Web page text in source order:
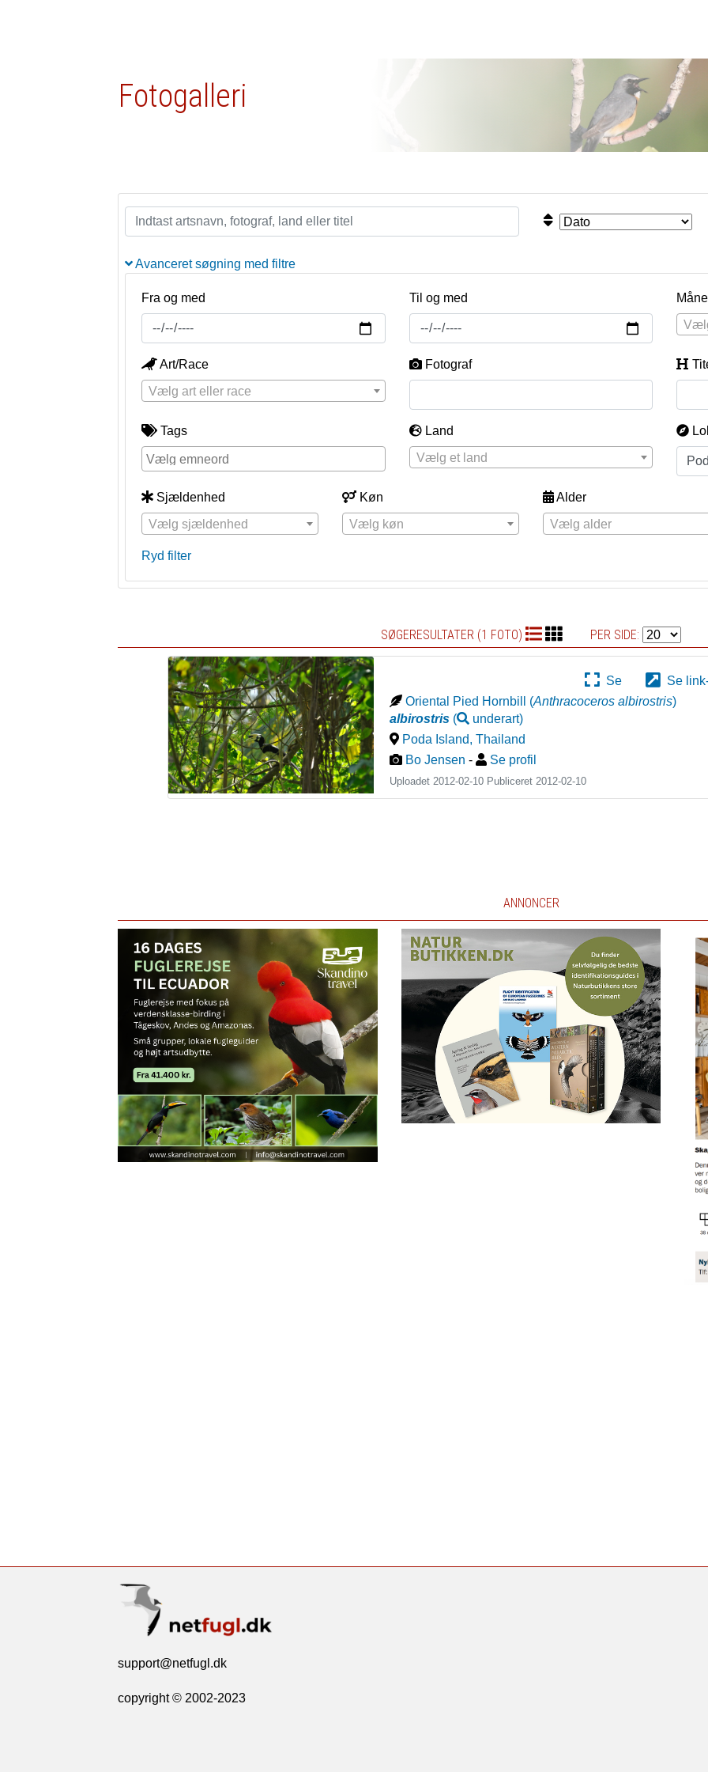
Fotogalleri
Avanceret søgning med filtre
Fra og med Til og med
Art/Race
Vælg art eller race
Fotograf
Tags
Land
Vælg et land
Sjældenhed
Vælg sjældenhed
Køn
Vælg køn
Alder
Vælg alder
Ryd filter
SØGERESULTATER (1 FOTO) PER SIDE:
Se
Se
Oriental Pied Hornbill
(Anthracoceros albirostris)
albirostris ( underart)
Poda Island,Thailand
Bo Jensen - Se profil
Uploadet 2012-02-10 Publiceret2012-02-10
ANNONCER
support@netfugl.dk
copyright © 2002-2023